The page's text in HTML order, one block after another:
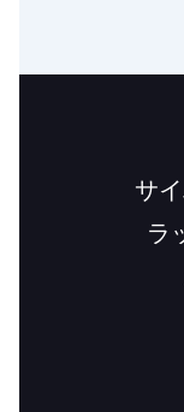
サ
ラ